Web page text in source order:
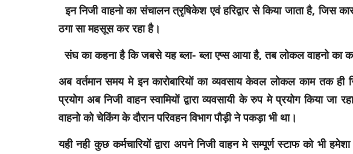
इन निजी वाहनो का संचालन त्रृषिकेश एवं हरिद्वार से किया जाता है, जिस
ठगा सा महसूस कर रहा है।
संघ का कहना है कि जबसे यह ब्ला- ब्ला एप्स आया है, तब लोकल वाहनो का
अब वर्तमान समय मे इन कारोबारियों का व्यवसाय केवल लोकल काम तक
प्रयोग अब निजी वाहन स्वामियों द्वारा व्यवसायी के रुप मे प्रयोग किया
वाहनो को चेकिंग के दौरान परिवहन विभाग पौड़ी ने पकड़ा भी था।
यही नही कुछ कर्मचारियों द्वारा अपने निजी वाहन मे सम्पूर्ण स्टाफ को भी